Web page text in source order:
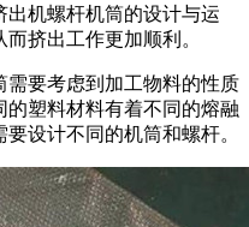
出机螺杆机筒的设计与运
挤出工作更加顺利。
要考虑到加工物料的性质
塑料材料有着不同的熔融
设计不同的机筒和螺杆。